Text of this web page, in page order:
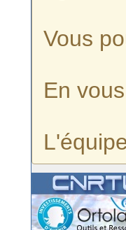
Vous
En